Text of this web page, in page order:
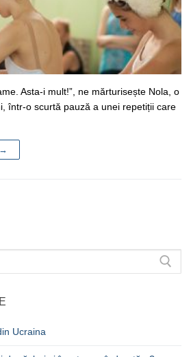
Asta-i mult!”, ne mărturisește Nola, o
într-o scurtă pauză a unei repetiții care
Ucraina